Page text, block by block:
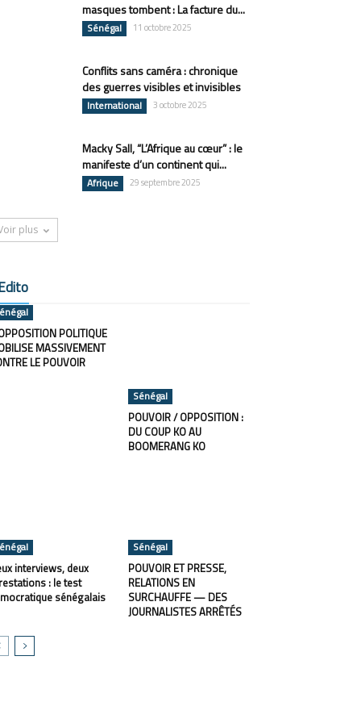
masques tombent : La facture du...
Sénégal 11 octobre 2025
Conflits sans caméra : chronique
des guerres visibles et invisibles
International 3 octobre 2025
Macky Sall, “L’Afrique au cœur” : le
manifeste d’un continent qui...
Afrique 29 septembre 2025
plus
POLITIQUE
MASSIVEMENT
LE POUVOIR
Sénégal
POUVOIR / OPPOSITION :
DU COUP KO AU
BOOMERANG KO
interviews, deux
: le test
sénégalais
Sénégal
POUVOIR ET PRESSE,
RELATIONS EN
SURCHAUFFE — DES
JOURNALISTES ARRÊTÉS